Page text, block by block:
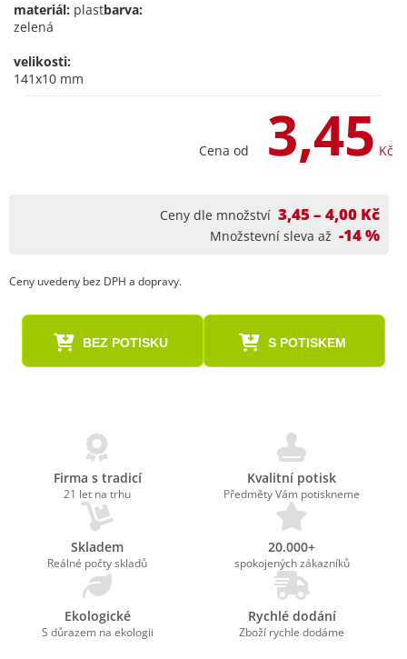
materiál: plastbarva:
zelená
velikosti:
141x10 mm
Cena od 3,45 Kč
Ceny dle množství 3,45 – 4,00 Kč
Množstevní sleva až -14 %
Ceny uvedeny bez DPH a dopravy.
BEZ POTISKU S POTISKEM
Firma s tradicí
21 let na trhu
Kvalitní potisk
Předměty Vám potiskneme
Skladem
Reálné počty skladů
20.000+
spokojených zákazníků
Ekologické
S důrazem na ekologii
Rychlé dodání
Zboží rychle dodáme